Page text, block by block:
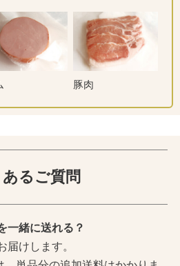
豚肉
るご質問
一緒に送れる？
届けします。